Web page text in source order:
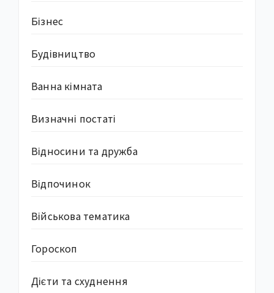
Бізнес
Будівництво
Ванна кімната
Визначні постаті
Відносини та дружба
Відпочинок
Військова тематика
Гороскоп
Дієти та схуднення